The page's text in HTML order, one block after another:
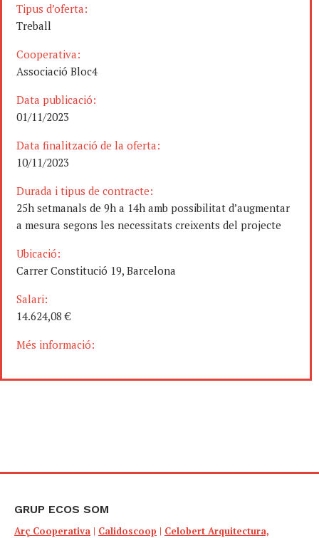
Tipus d’oferta:
Treball
Cooperativa:
Associació Bloc4
Data publicació:
01/11/2023
Data finalització de la oferta:
10/11/2023
Durada i tipus de contracte:
25h setmanals de 9h a 14h amb possibilitat d’augmentar
a mesura segons les necessitats creixents del projecte
Ubicació:
Carrer Constitució 19, Barcelona
Salari:
14.624,08 €
Més informació:
GRUP ECOS SOM
Arç Cooperativa | Calidoscoop | Celobert Arquitectura,